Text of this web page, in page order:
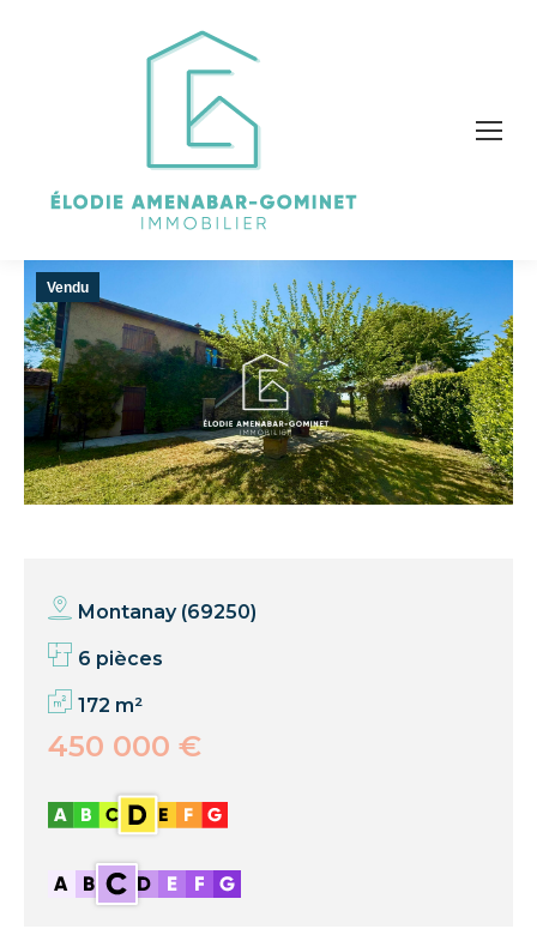
Vendu
Montanay (69250)
6 pièces
172 m²
450 000 €